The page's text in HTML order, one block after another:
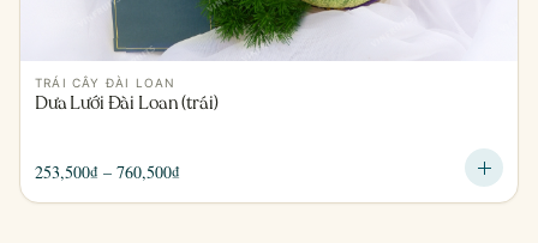
TRÁI CÂY ĐÀI LOAN
Dưa Lưới Đài Loan (trái)
253,500₫ – 760,500₫